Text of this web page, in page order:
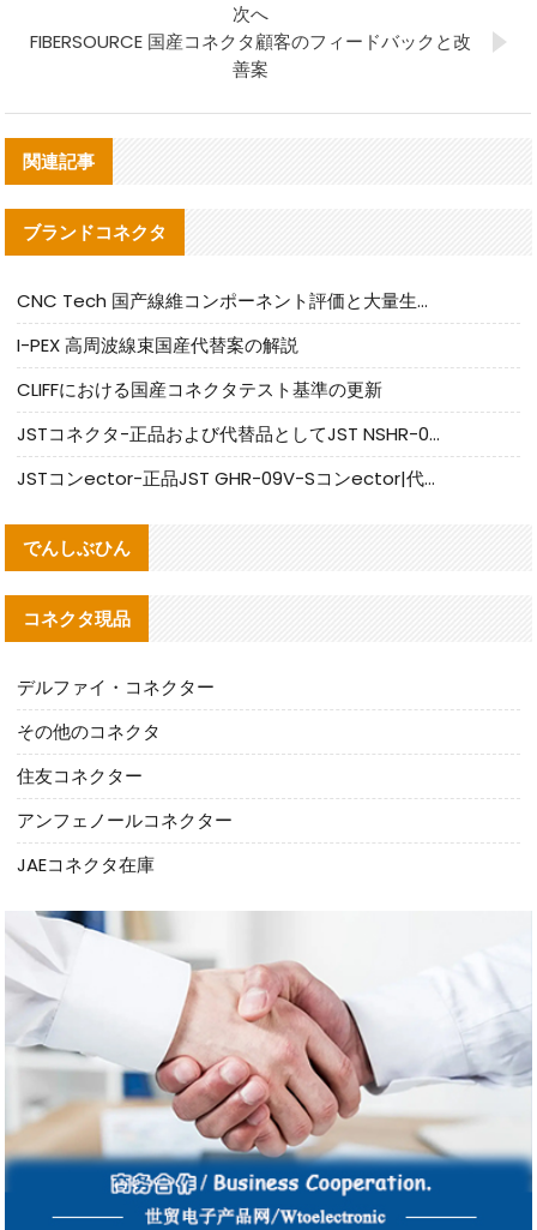
次へ
FIBERSOURCE 国産コネクタ顧客のフィードバックと改
善案
関連記事
ブランドコネクタ
CNC Tech 国产線維コンポーネント評価と大量生産適合ガイド
I-PEX 高周波線束国産代替案の解説
CLIFFにおける国産コネクタテスト基準の更新
JSTコネクタ-正品および代替品としてJST NSHR-02V-Sコネクタを提供します
JSTコンector-正品JST GHR-09V-Sコンector|代替品提供
でんしぶひん
コネクタ現品
デルファイ・コネクター
その他のコネクタ
住友コネクター
アンフェノールコネクター
JAEコネクタ在庫